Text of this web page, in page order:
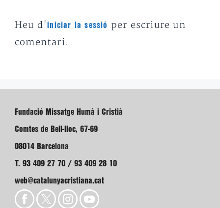
Heu d'iniciar la sessió
per escriure un
comentari.
Fundació Missatge Humà i Cristià
Comtes de Bell-lloc, 67-69
08014 Barcelona
T. 93 409 27 70 / 93 409 28 10
web@catalunyacristiana.cat